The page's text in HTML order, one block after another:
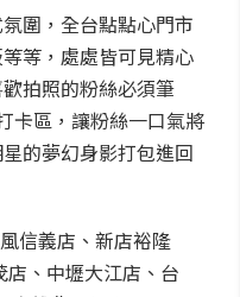
圍，全台點點心門市
等，處處皆可見精心
拍照的粉絲必須筆
卡區，讓粉絲一口氣將
的夢幻身影打包進回
信義店、新店裕隆
、中壢大江店、台